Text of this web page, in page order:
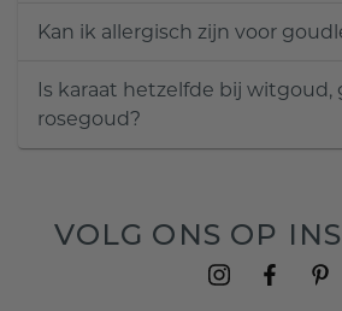
Kan ik allergisch zijn voor
Is karaat hetzelfde bij witgoud,
rosegoud?
VOLG ONS OP